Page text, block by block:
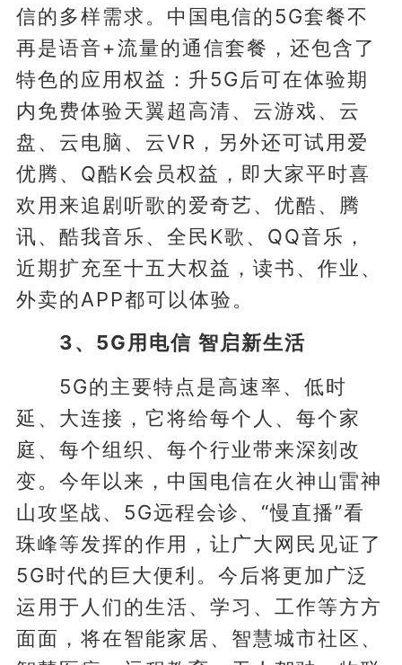
信的多样需求。中国电信的5G套餐不
再是语音+流量的通信套餐，还包含了
特色的应用权益：升5G后可在体验期
内免费体验天翼超高清、云游戏、云
盘、云电脑、云VR，另外还可试用爱
优腾、Q酷K会员权益，即大家平时喜
欢用来追剧听歌的爱奇艺、优酷、腾
讯、酷我音乐、全民K歌、QQ音乐，
近期扩充至十五大权益，读书、作业、
外卖的APP都可以体验。
3、5G用电信 智启新生活
5G的主要特点是高速率、低时
延、大连接，它将给每个人、每个家
庭、每个组织、每个行业带来深刻改
变。今年以来，中国电信在火神山雷神
山攻坚战、5G远程会诊、“慢直播”看
珠峰等发挥的作用，让广大网民见证了
5G时代的巨大便利。今后将更加广泛
运用于人们的生活、学习、工作等方方
面面，将在智能家居、智慧城市社区、